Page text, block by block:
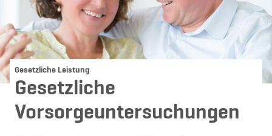
Gesetzliche Leistung
Gesetzliche
Vorsorgeuntersuchungen